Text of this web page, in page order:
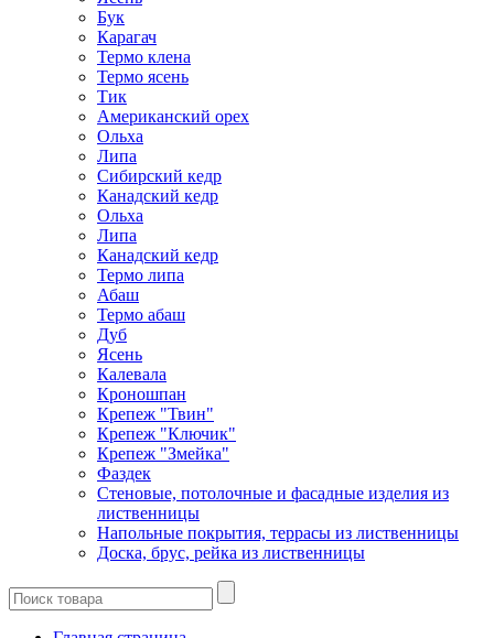
Бук
Карагач
Термо клена
Термо ясень
Тик
Американский орех
Ольха
Липа
Сибирский кедр
Канадский кедр
Ольха
Липа
Канадский кедр
Термо липа
Абаш
Термо абаш
Дуб
Ясень
Калевала
Кроношпан
Крепеж "Твин"
Крепеж "Ключик"
Крепеж "Змейка"
Фаздек
Стеновые, потолочные и фасадные изделия из
лиственницы
Напольные покрытия, террасы из лиственницы
Доска, брус, рейка из лиственницы